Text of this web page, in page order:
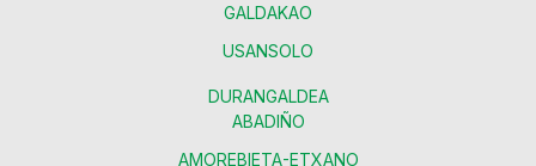
GALDAKAO
USANSOLO
DURANGALDEA
ABADIÑO
AMOREBIETA-ETXANO